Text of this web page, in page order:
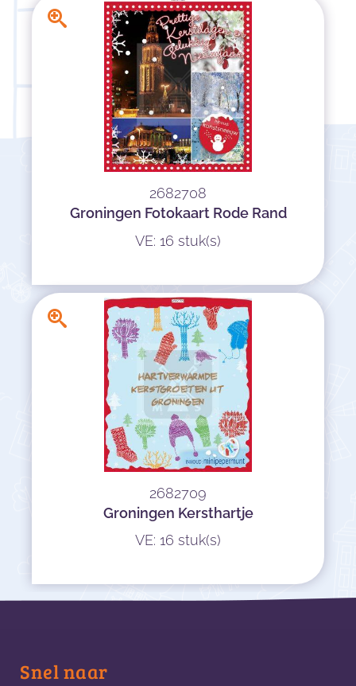
2682708
Groningen Fotokaart Rode Rand
VE: 16 stuk(s)
2682709
Groningen Kersthartje
VE: 16 stuk(s)
Snel naar